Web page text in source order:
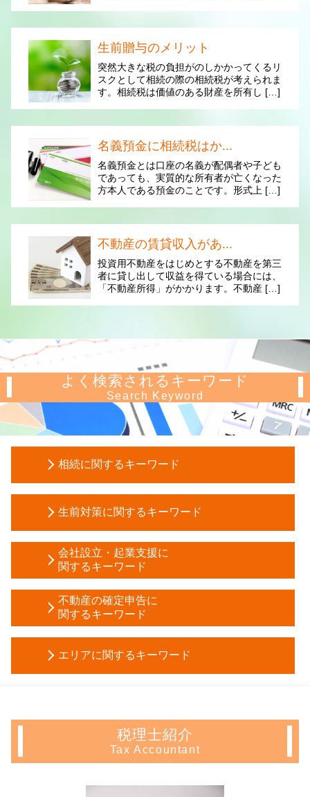
生前贈与のメリット
突然大きな税の負担がのしかかってくるリ
スクとして相続の際の相続税が考えられま
す。相続税は価値のある財産を所有し […]
名義預金に相続税はか...
名義預金とは口座の名義が配偶者や子ども
であっても、実質的な所有者が亡くなった
方本人である預金のことです。形式上 […]
不動産の賃貸収入があ...
投資用不動産をはじめとする不動産を第三
者に貸し出して収益を得ている場合には、
「不動産所得」がかかります。不動産 […]
よく検索されるキーワード
Search Keyword
相続に関するキーワード
遺産分割協議書 作成
生命保険 相続税基礎控除
相続 範囲
限定承認 費用
自筆証書遺言 無効
自筆証書遺言 要件
相続税 申告義務
会社 相続
土地 相続 必要 書類
相続税 申告 自分で
生前対策に関するキーワード
任意後見 受任者
生前贈与 契約書
教育資金 一括贈与
成年後見人 裁判所
生前贈与 メリット
任意後見人 デメリット
被後見人 とは
会社設立・起業支援に
関するキーワード
会社設立後 手続き
合同会社 設立 流れ
創業 融資
助成金 消費税
会社設立 税理士
不動産の確定申告に
関するキーワード
青色 申告 不動産 所得
確定申告 とは
譲渡 所得 確定申告
譲渡 所得 計算
エリアに関するキーワード
生前対策 文京区 会計士
不動産 確定申告 文京区 会計士
不動産 確定申告 中野区 相談
税理士紹介
Tax Accountant